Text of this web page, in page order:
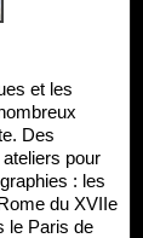
Des
pour
: les
du XVIIe
le Paris de